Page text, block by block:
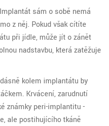
Implantát sám o sobě nemá
z něj. Pokud však cítíte
při jídle, může jít o zánět
nadstavbu, která zatěžuje
kolem implantátu by
Krvácení, zarudnutí
známky peri-implantitu -
ale postihujícího tkáně